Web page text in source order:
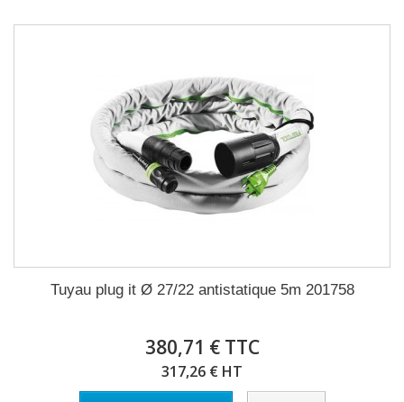
Tuyau plug it Ø 27/22 antistatique 5m 201758
380,71 € TTC
317,26 € HT